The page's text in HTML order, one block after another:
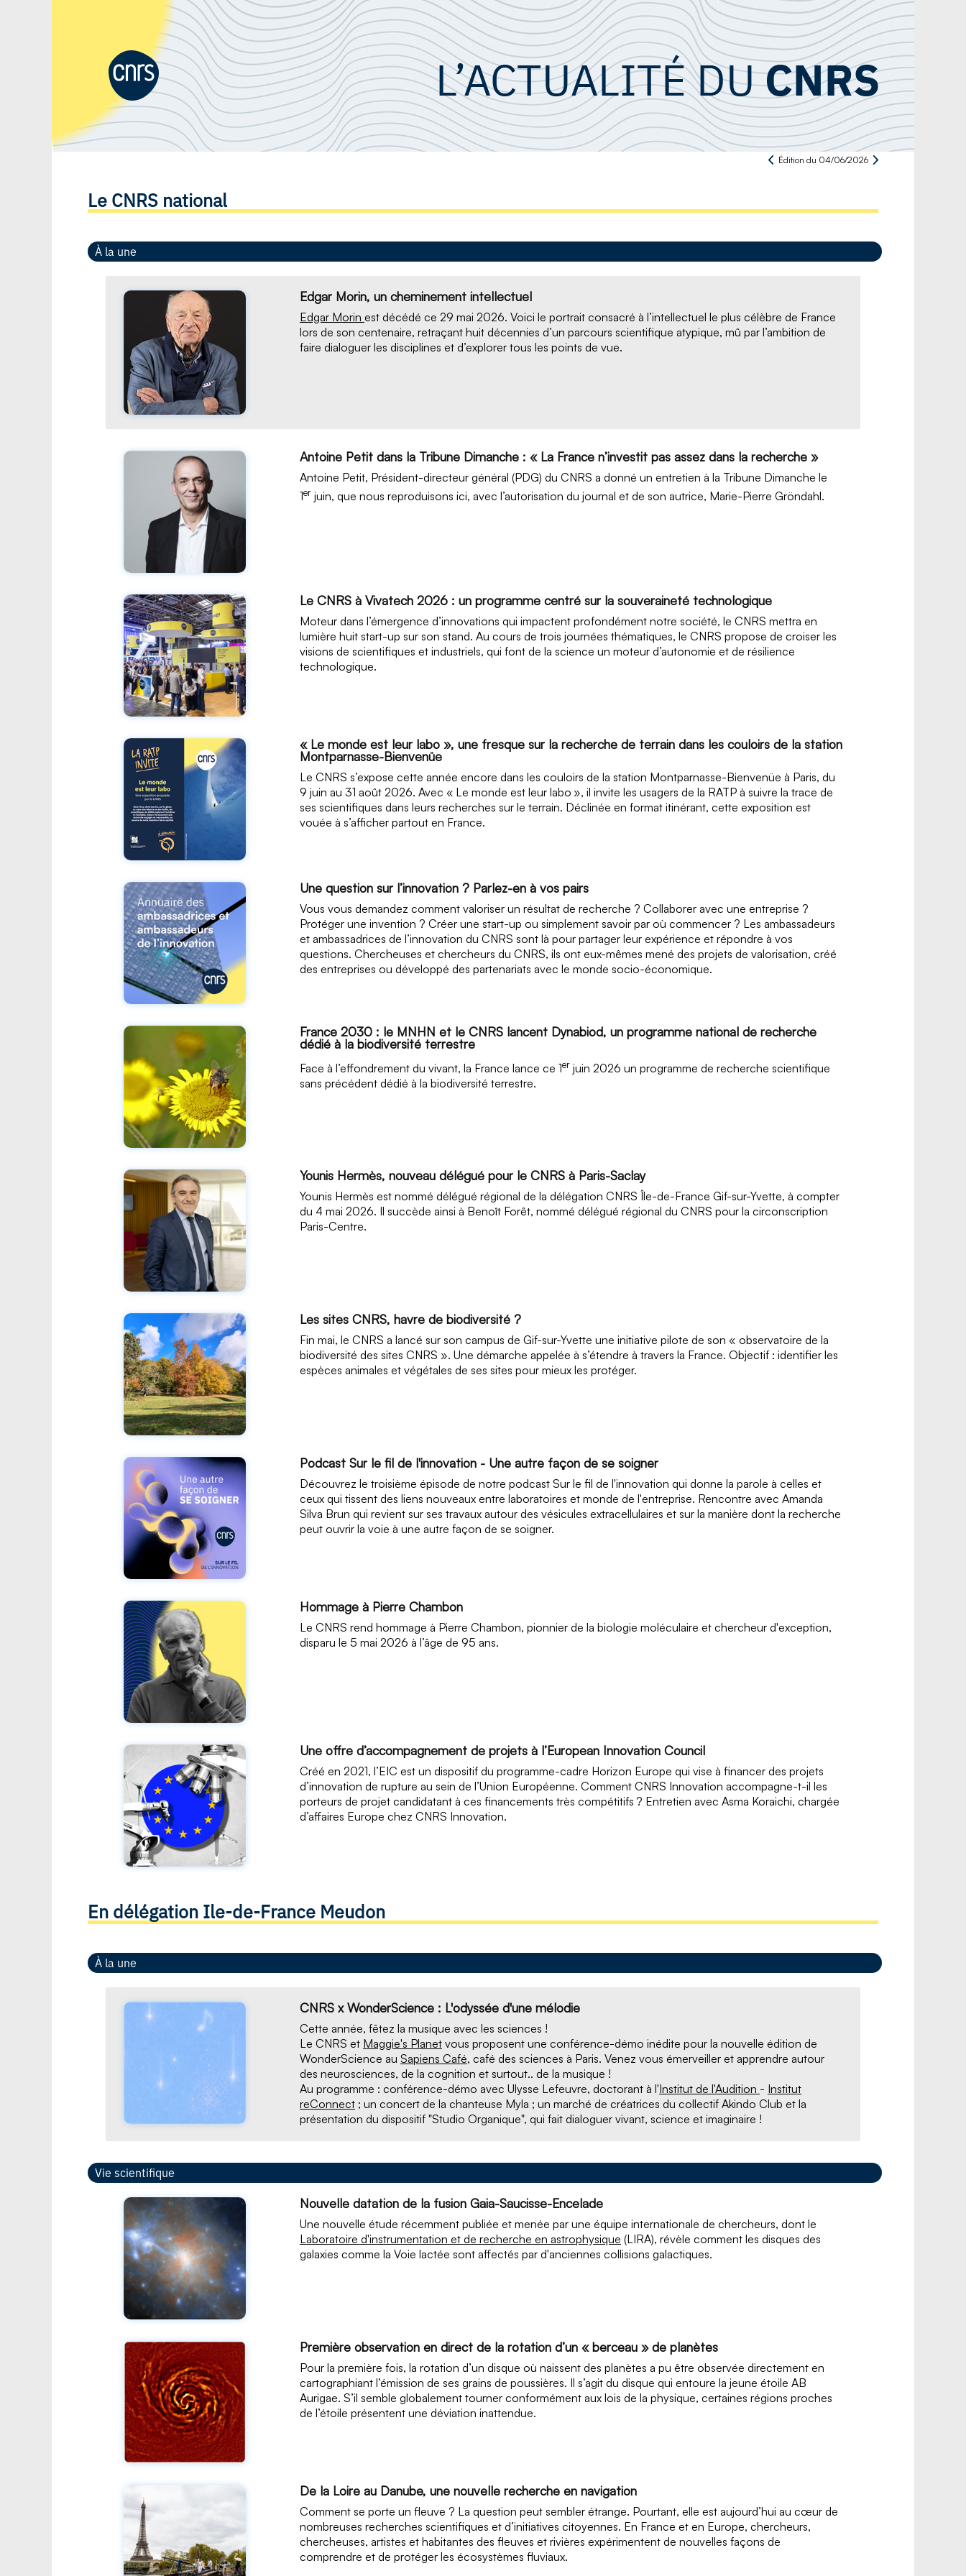
Édition du 04/06/2026
Le CNRS national
À la une
Edgar Morin, un cheminement intellectuel
Edgar Morin est décédé ce 29 mai 2026. Voici le portrait consacré à l’intellectuel le plus célèbre de France
lors de son centenaire, retraçant huit décennies d’un parcours scientifique atypique, mû par l’ambition de
faire dialoguer les disciplines et d’explorer tous les points de vue.
Antoine Petit dans la Tribune Dimanche : « La France n’investit pas assez dans la recherche »
Antoine Petit, Président-directeur général (PDG) du CNRS a donné un entretien à la Tribune Dimanche le
1er juin, que nous reproduisons ici, avec l’autorisation du journal et de son autrice, Marie-Pierre Gröndahl.
Le CNRS à Vivatech 2026 : un programme centré sur la souveraineté technologique
Moteur dans l’émergence d’innovations qui impactent profondément notre société, le CNRS mettra en
lumière huit start-up sur son stand. Au cours de trois journées thématiques, le CNRS propose de croiser les
visions de scientifiques et industriels, qui font de la science un moteur d’autonomie et de résilience
technologique.
« Le monde est leur labo », une fresque sur la recherche de terrain dans les couloirs de la station
Montparnasse-Bienvenüe
Le CNRS s’expose cette année encore dans les couloirs de la station Montparnasse-Bienvenüe à Paris, du
9 juin au 31 août 2026. Avec « Le monde est leur labo », il invite les usagers de la RATP à suivre la trace de
ses scientifiques dans leurs recherches sur le terrain. Déclinée en format itinérant, cette exposition est
vouée à s’afficher partout en France.
Une question sur l’innovation ? Parlez-en à vos pairs
Vous vous demandez comment valoriser un résultat de recherche ? Collaborer avec une entreprise ?
Protéger une invention ? Créer une start-up ou simplement savoir par où commencer ? Les ambassadeurs
et ambassadrices de l’innovation du CNRS sont là pour partager leur expérience et répondre à vos
questions. Chercheuses et chercheurs du CNRS, ils ont eux-mêmes mené des projets de valorisation, créé
des entreprises ou développé des partenariats avec le monde socio-économique.
France 2030 : le MNHN et le CNRS lancent Dynabiod, un programme national de recherche
dédié à la biodiversité terrestre
Face à l’effondrement du vivant, la France lance ce 1er juin 2026 un programme de recherche scientifique
sans précédent dédié à la biodiversité terrestre.
Younis Hermès, nouveau délégué pour le CNRS à Paris-Saclay
Younis Hermès est nommé délégué régional de la délégation CNRS Île-de-France Gif-sur-Yvette, à compter
du 4 mai 2026. Il succède ainsi à Benoît Forêt, nommé délégué régional du CNRS pour la circonscription
Paris-Centre.
Les sites CNRS, havre de biodiversité ?
Fin mai, le CNRS a lancé sur son campus de Gif-sur-Yvette une initiative pilote de son « observatoire de la
biodiversité des sites CNRS ». Une démarche appelée à s’étendre à travers la France. Objectif : identifier les
espèces animales et végétales de ses sites pour mieux les protéger.
Podcast Sur le fil de l'innovation - Une autre façon de se soigner
Découvrez le troisième épisode de notre podcast Sur le fil de l'innovation qui donne la parole à celles et
ceux qui tissent des liens nouveaux entre laboratoires et monde de l'entreprise. Rencontre avec Amanda
Silva Brun qui revient sur ses travaux autour des vésicules extracellulaires et sur la manière dont la recherche
peut ouvrir la voie à une autre façon de se soigner.
Hommage à Pierre Chambon
Le CNRS rend hommage à Pierre Chambon, pionnier de la biologie moléculaire et chercheur d'exception,
disparu le 5 mai 2026 à l’âge de 95 ans.
Une offre d’accompagnement de projets à l’European Innovation Council
Créé en 2021, l’EIC est un dispositif du programme-cadre Horizon Europe qui vise à financer des projets
d’innovation de rupture au sein de l’Union Européenne. Comment CNRS Innovation accompagne-t-il les
porteurs de projet candidatant à ces financements très compétitifs ? Entretien avec Asma Koraichi, chargée
d’affaires Europe chez CNRS Innovation.
En délégation Ile-de-France Meudon
À la une
CNRS x WonderScience : L'odyssée d'une mélodie
Cette année, fêtez la musique avec les sciences !
Le CNRS et Maggie's Planet vous proposent une conférence-démo inédite pour la nouvelle édition de
WonderScience au Sapiens Café, café des sciences à Paris. Venez vous émerveiller et apprendre autour
des neurosciences, de la cognition et surtout.. de la musique !
Au programme : conférence-démo avec Ulysse Lefeuvre, doctorant à l'Institut de l'Audition - Institut
reConnect ; un concert de la chanteuse Myla ; un marché de créatrices du collectif Akindo Club et la
présentation du dispositif "Studio Organique", qui fait dialoguer vivant, science et imaginaire !
Vie scientifique
Nouvelle datation de la fusion Gaia-Saucisse-Encelade
Une nouvelle étude récemment publiée et menée par une équipe internationale de chercheurs, dont le
Laboratoire d'instrumentation et de recherche en astrophysique (LIRA), révèle comment les disques des
galaxies comme la Voie lactée sont affectés par d'anciennes collisions galactiques.
Première observation en direct de la rotation d’un « berceau » de planètes
Pour la première fois, la rotation d’un disque où naissent des planètes a pu être observée directement en
cartographiant l’émission de ses grains de poussières. Il s’agit du disque qui entoure la jeune étoile AB
Aurigae. S’il semble globalement tourner conformément aux lois de la physique, certaines régions proches
de l’étoile présentent une déviation inattendue.
De la Loire au Danube, une nouvelle recherche en navigation
Comment se porte un fleuve ? La question peut sembler étrange. Pourtant, elle est aujourd’hui au cœur de
nombreuses recherches scientifiques et d’initiatives citoyennes. En France et en Europe, chercheurs,
chercheuses, artistes et habitantes des fleuves et rivières expérimentent de nouvelles façons de
comprendre et de protéger les écosystèmes fluviaux.